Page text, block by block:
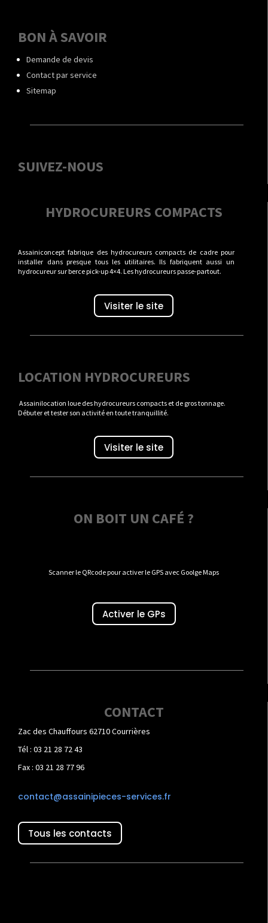
BON À SAVOIR
Demande de devis
Contact par service
Sitemap
SUIVEZ-NOUS
HYDROCUREURS COMPACTS
Assainiconcept fabrique des hydrocureurs compacts de cadre pour
installer dans presque tous les utilitaires. Ils fabriquent aussi un
hydrocureur sur berce pick-up 4×4. Les hydrocureurs passe-partout.
Visiter le site
LOCATION HYDROCUREURS
Assainilocation loue des hydrocureurs compacts et de gros tonnage.
Débuter et tester son activité en toute tranquillité.
Visiter le site
ON BOIT UN CAFÉ ?
Scanner le QRcode pour activer le GPS avec Goolge Maps
Activer le GPs
CONTACT
Zac des Chauffours 62710 Courrières
Tél : 03 21 28 72 43
Fax : 03 21 28 77 96
contact@assainipieces-services.fr
Tous les contacts